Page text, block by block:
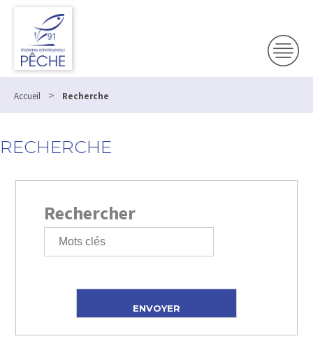
Accueil > Recherche
RECHERCHE
Rechercher